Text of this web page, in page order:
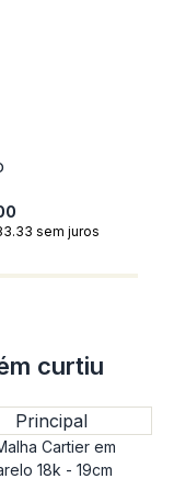
18K - 18,5 cm
sem juros
curtiu
Cartier em
18k - 19cm